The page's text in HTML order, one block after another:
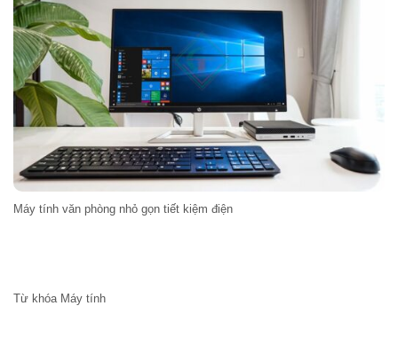
Máy tính văn phòng nhỏ gọn tiết kiệm điện
Từ khóa Máy tính